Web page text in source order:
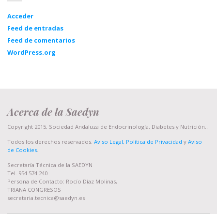
Acceder
Feed de entradas
Feed de comentarios
WordPress.org
Acerca de la Saedyn
Copyright 2015, Sociedad Andaluza de Endocrinología, Diabetes y Nutrición..
Todos los derechos reservados. Aviso Legal, Política de Privacidad y Aviso
de Cookies.
Secretaría Técnica de la SAEDYN
Tel. 954 574 240
Persona de Contacto: Rocío Díaz Molinas,
TRIANA CONGRESOS
secretaria.tecnica@saedyn.es